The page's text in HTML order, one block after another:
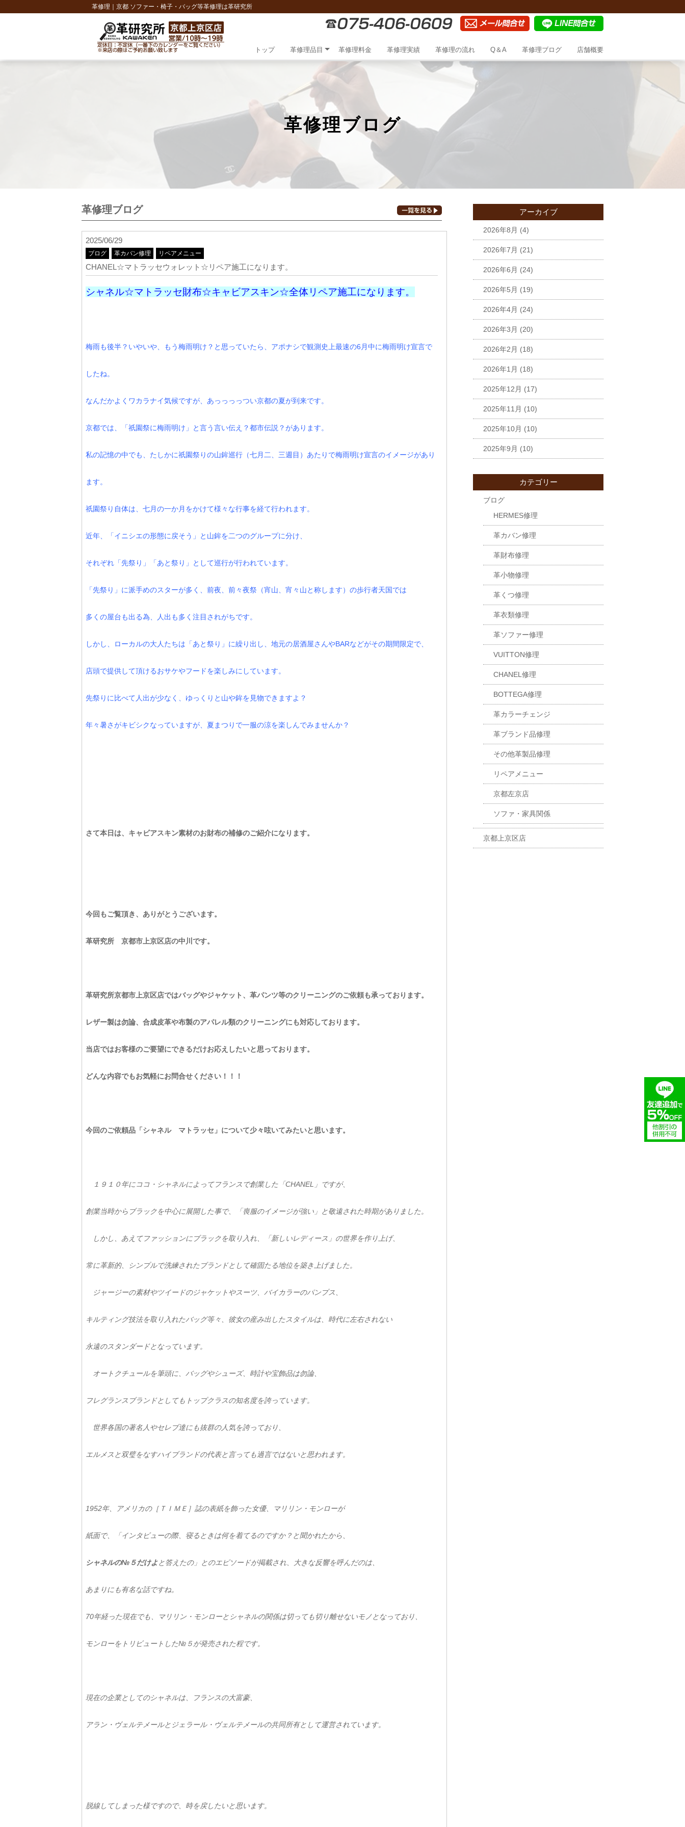
革修理｜京都 ソファー・椅子・バッグ等革修理は革研究所
トップ 革修理品目 革修理料金 革修理実績 革修理の流れ Q＆A 革修理ブログ 店舗概要
革修理ブログ
革修理ブログ
2025/06/29
ブログ 革カバン修理 リペアメニュー
CHANEL☆マトラッセウォレット☆リペア施工になります。
シャネル☆マトラッセ財布☆キャビアスキン☆全体リペア施工になります。
梅雨も後半？いやいや、もう梅雨明け？と思っていたら、アポナシで観測史上最速の6月中に梅雨明け宣言で
したね。
なんだかよくワカラナイ気候ですが、あっっっっつい京都の夏が到来です。
京都では、「祇園祭に梅雨明け」と言う言い伝え？都市伝説？があります。
私の記憶の中でも、たしかに祇園祭りの山鉾巡行（七月二、三週目）あたりで梅雨明け宣言のイメージがあり
ます。
祇園祭り自体は、七月の一か月をかけて様々な行事を経て行われます。
近年、「イニシエの形態に戻そう」と山鉾を二つのグループに分け、
それぞれ「先祭り」「あと祭り」として巡行が行われています。
「先祭り」に派手めのスターが多く、前夜、前々夜祭（宵山、宵々山と称します）の歩行者天国では
多くの屋台も出る為、人出も多く注目されがちです。
しかし、ローカルの大人たちは「あと祭り」に繰り出し、地元の居酒屋さんやBARなどがその期間限定で、
店頭で提供して頂けるおサケやフードを楽しみにしています。
先祭りに比べて人出が少なく、ゆっくりと山や鉾を見物できますよ？
年々暑さがキビシクなっていますが、夏まつりで一服の涼を楽しんでみませんか？
さて本日は、キャビアスキン素材のお財布の補修のご紹介になります。
今回もご覧頂き、ありがとうございます。
革研究所 京都市上京区店の中川です。
革研究所京都市上京区店ではバッグやジャケット、革パンツ等のクリーニングのご依頼も承っております。
レザー製は勿論、合成皮革や布製のアパレル類のクリーニングにも対応しております。
当店ではお客様のご要望にできるだけお応えしたいと思っております。
どんな内容でもお気軽にお問合せください！！！
今回のご依頼品「シャネル マトラッセ」について少々呟いてみたいと思います。
１９１０年にココ・シャネルによってフランスで創業した「CHANEL」ですが、
創業当時からブラックを中心に展開した事で、「喪服のイメージが強い」と敬遠された時期がありました。
しかし、あえてファッションにブラックを取り入れ、「新しいレディース」の世界を作り上げ、
常に革新的、シンプルで洗練されたブランドとして確固たる地位を築き上げました。
ジャージーの素材やツイードのジャケットやスーツ、バイカラーのパンプス、
キルティング技法を取り入れたバッグ等々、彼女の産み出したスタイルは、時代に左右されない
永遠のスタンダードとなっています。
オートクチュールを筆頭に、バッグやシューズ、時計や宝飾品は勿論、
フレグランスブランドとしてもトップクラスの知名度を誇っています。
世界各国の著名人やセレブ達にも抜群の人気を誇っており、
エルメスと双璧をなすハイブランドの代表と言っても過言ではないと思われます。
1952年、アメリカの［ＴＩＭＥ］誌の表紙を飾った女優、マリリン・モンローが
紙面で、「インタビューの際、寝るときは何を着てるのですか？と聞かれたから、
シャネルの№５だけよと答えたの」とのエピソードが掲載され、大きな反響を呼んだのは、
あまりにも有名な話ですね。
70年経った現在でも、マリリン・モンローとシャネルの関係は切っても切り離せないモノとなっており、
モンローをトリビュートした№５が発売された程です。
現在の企業としてのシャネルは、フランスの大富豪、
アラン・ヴェルテメールとジェラール・ヴェルテメールの共同所有として運営されています。
脱線してしまった様ですので、時を戻したいと思います。
アーカイブ
2026年8月 (4)
2026年7月 (21)
2026年6月 (24)
2026年5月 (19)
2026年4月 (24)
2026年3月 (20)
2026年2月 (18)
2026年1月 (18)
2025年12月 (17)
2025年11月 (10)
2025年10月 (10)
2025年9月 (10)
カテゴリー
ブログ
HERMES修理
革カバン修理
革財布修理
革小物修理
革くつ修理
革衣類修理
革ソファー修理
VUITTON修理
CHANEL修理
BOTTEGA修理
革カラーチェンジ
革ブランド品修理
その他革製品修理
リペアメニュー
京都左京店
ソファ・家具関係
京都上京区店